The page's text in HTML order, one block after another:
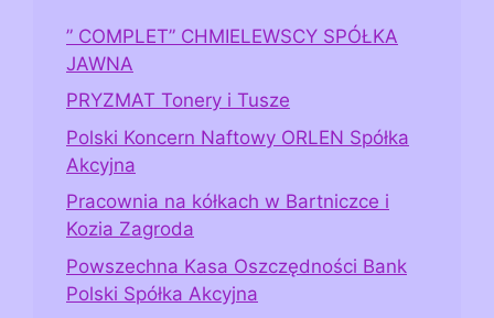
” COMPLET” CHMIELEWSCY SPÓŁKA
JAWNA
PRYZMAT Tonery i Tusze
Polski Koncern Naftowy ORLEN Spółka
Akcyjna
Pracownia na kółkach w Bartniczce i
Kozia Zagroda
Powszechna Kasa Oszczędności Bank
Polski Spółka Akcyjna